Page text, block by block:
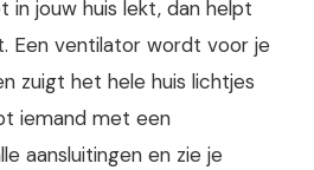
in jouw huis lekt, dan helpt
Een ventilator wordt voor je
zuigt het hele huis lichtjes
iemand met een
aansluitingen en zie je